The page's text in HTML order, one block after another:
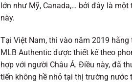
lớn như Mỹ, Canada,… bởi đây là
này.
Tại Việt Nam, thì vào năm 2019
MLB Authentic được thiết kế theo
hợp với người Châu Á. Điều này, đã
tiến không hề nhỏ tại thị trường nước